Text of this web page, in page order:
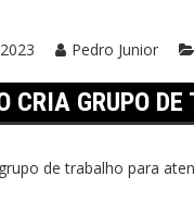
Pedro Junior
CRIA GRUPO